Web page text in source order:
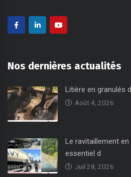
Nos dernières actualités
Litière en granulés
Août 4, 2026
Le ravitaillement
essentiel d
Juil 28, 2026